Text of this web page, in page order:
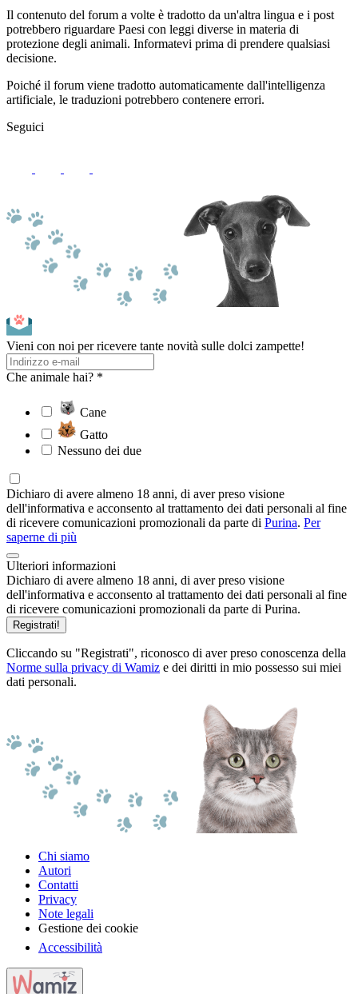
Il contenuto del forum a volte è tradotto da un'altra lingua e i post
potrebbero riguardare Paesi con leggi diverse in materia di
protezione degli animali. Informatevi prima di prendere qualsiasi
decisione.
Poiché il forum viene tradotto automaticamente dall'intelligenza
artificiale, le traduzioni potrebbero contenere errori.
Seguici
Vieni con noi per ricevere tante novità sulle dolci zampette!
Che animale hai? *
Cane
Gatto
Nessuno dei due
Dichiaro di avere almeno 18 anni, di aver preso visione
dell'informativa e acconsento al trattamento dei dati personali al fine
di ricevere comunicazioni promozionali da parte di Purina. Per
saperne di più
Ulteriori informazioni
Dichiaro di avere almeno 18 anni, di aver preso visione
dell'informativa e acconsento al trattamento dei dati personali al fine
di ricevere comunicazioni promozionali da parte di Purina.
Registrati!
Cliccando su "Registrati", riconosco di aver preso conoscenza della
Norme sulla privacy di Wamiz e dei diritti in mio possesso sui miei
dati personali.
Chi siamo
Autori
Contatti
Privacy
Note legali
Gestione dei cookie
Accessibilità